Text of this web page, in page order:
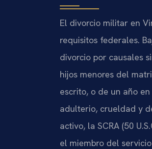
El divorcio militar en
requisitos federales.
divorcio por causales
hijos menores del
escrito, o de un año
adulterio, crueldad y
activo, la SCRA (50
el miembro del